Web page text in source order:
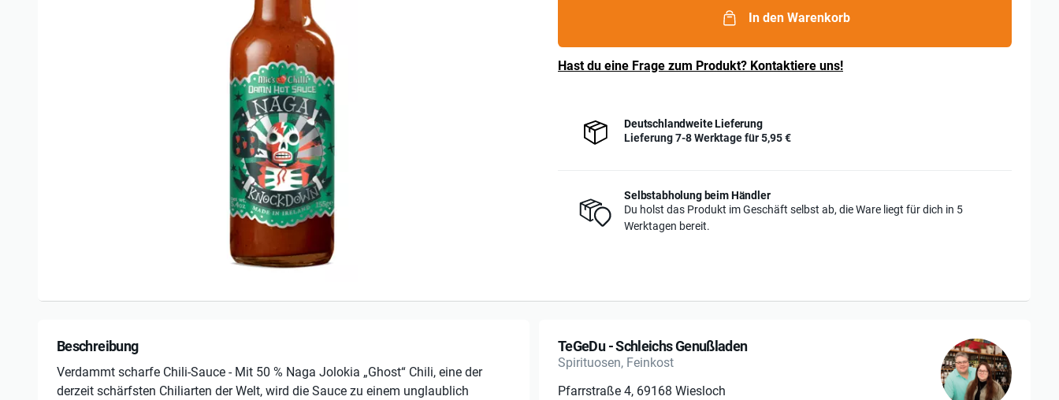
In den Warenkorb
Hast du eine Frage zum Produkt? Kontaktiere uns!
Deutschlandweite Lieferung
Lieferung 7-8 Werktage für5,95 €
Selbstabholung beim Händler
Du holst das Produkt im Geschäft selbst ab, die Ware liegt für dich in 5
Werktagen bereit.
Beschreibung
Verdammt scharfe Chili-Sauce - Mit 50 % Naga Jolokia „Ghost“ Chili, eine der
derzeit schärfsten Chiliarten der Welt, wird die Sauce zu einem unglaublich
TeGeDu - Schleichs Genußladen
Spirituosen, Feinkost
Pfarrstraße 4, 69168 Wiesloch